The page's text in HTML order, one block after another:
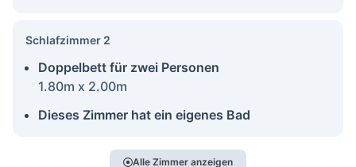
Schlafzimmer 2
Doppelbett für zwei Personen
1.80m x 2.00m
Dieses Zimmer hat ein eigenes Bad
Alle Zimmer anzeigen